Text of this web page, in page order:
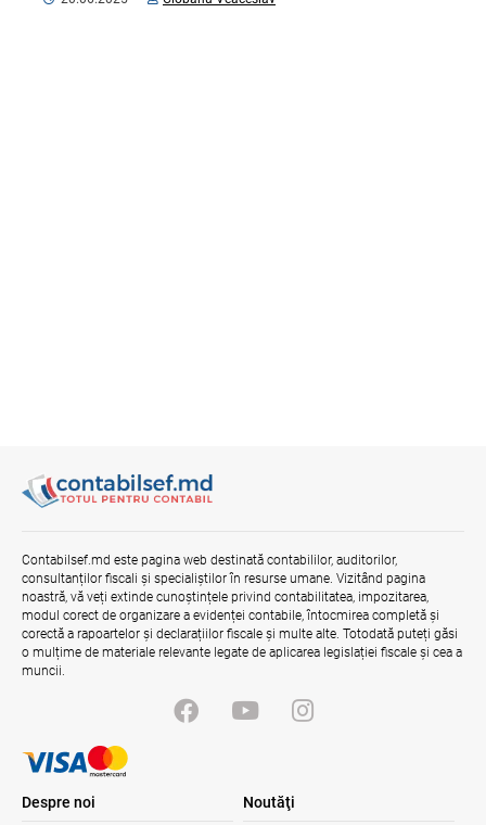
Contabilsef.md este pagina web destinată contabililor, auditorilor,
consultanților fiscali și specialiștilor în resurse umane. Vizitând pagina
noastră, vă veți extinde cunoștințele privind contabilitatea, impozitarea,
modul corect de organizare a evidenței contabile, întocmirea completă și
corectă a rapoartelor și declarațiilor fiscale și multe alte. Totodată puteți găsi
o mulțime de materiale relevante legate de aplicarea legislației fiscale și cea a
muncii.
Despre noi Noutăţi